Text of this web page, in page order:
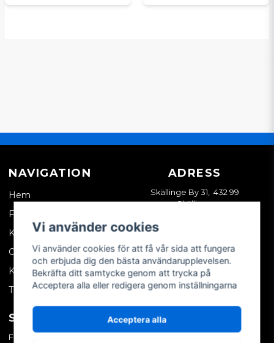
NAVIGATION
Hem
Företagskund
Kontakta oss
Om oss
Köpvillkor
Tips & trix
ADRESS
Skällinge By 31, 432 99
Skällinge
SOCIALA MEDIER
Facebook
MITT KONTO
Vi använder cookies
Vi använder cookies för att få vår sida att fungera
och erbjuda dig den bästa användarupplevelsen.
Bekräfta ditt samtycke genom att trycka på
Acceptera alla eller redigera genom inställningarna
Acceptera alla